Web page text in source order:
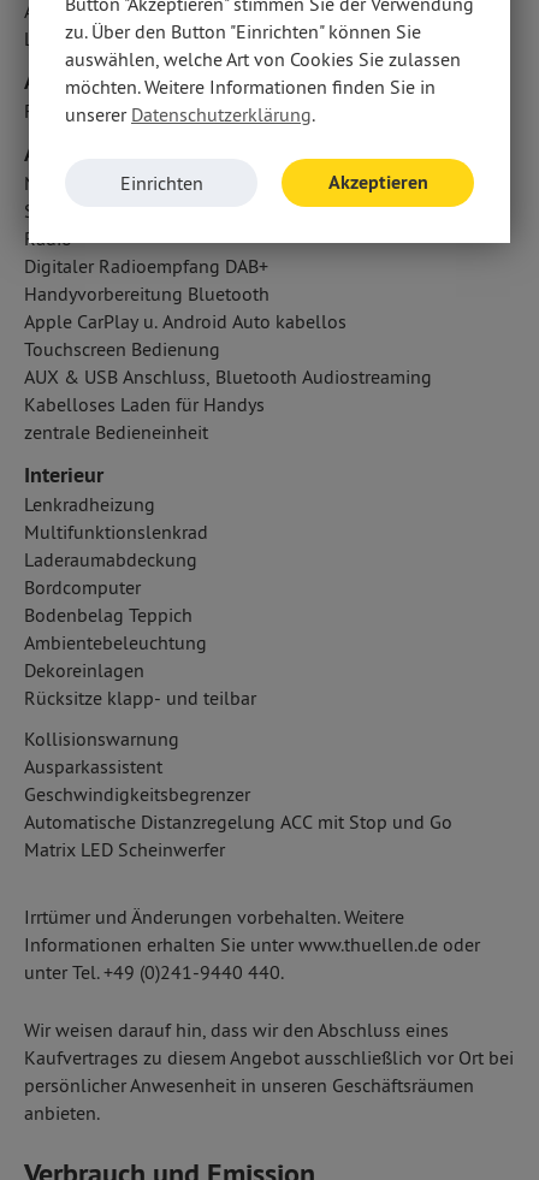
Active Safety Brake Plus
LED-Tagfahrlicht
Airbags
Fahrer- /Beifahrerairbag
Audio & Kommunikation
Navigationssystem
Soundsystem
Radio
Digitaler Radioempfang DAB+
Handyvorbereitung Bluetooth
Apple CarPlay u. Android Auto kabellos
Touchscreen Bedienung
AUX & USB Anschluss, Bluetooth Audiostreaming
Kabelloses Laden für Handys
zentrale Bedieneinheit
Interieur
Lenkradheizung
Multifunktionslenkrad
Laderaumabdeckung
Bordcomputer
Bodenbelag Teppich
Ambientebeleuchtung
Dekoreinlagen
Rücksitze klapp- und teilbar
Kollisionswarnung
Ausparkassistent
Geschwindigkeitsbegrenzer
Automatische Distanzregelung ACC mit Stop und Go
Matrix LED Scheinwerfer
Irrtümer und Änderungen vorbehalten. Weitere
Informationen erhalten Sie unter www.thuellen.de oder
unter Tel. +49 (0)241-9440 440.
Wir weisen darauf hin, dass wir den Abschluss eines
Kaufvertrages zu diesem Angebot ausschließlich vor Ort bei
persönlicher Anwesenheit in unseren Geschäftsräumen
anbieten.
zu. Über den Button "Einrichten" können Sie
auswählen, welche Art von Cookies Sie zulassen
möchten. Weitere Informationen finden Sie in
unserer Datenschutzerklärung.
Einrichten Akzeptieren